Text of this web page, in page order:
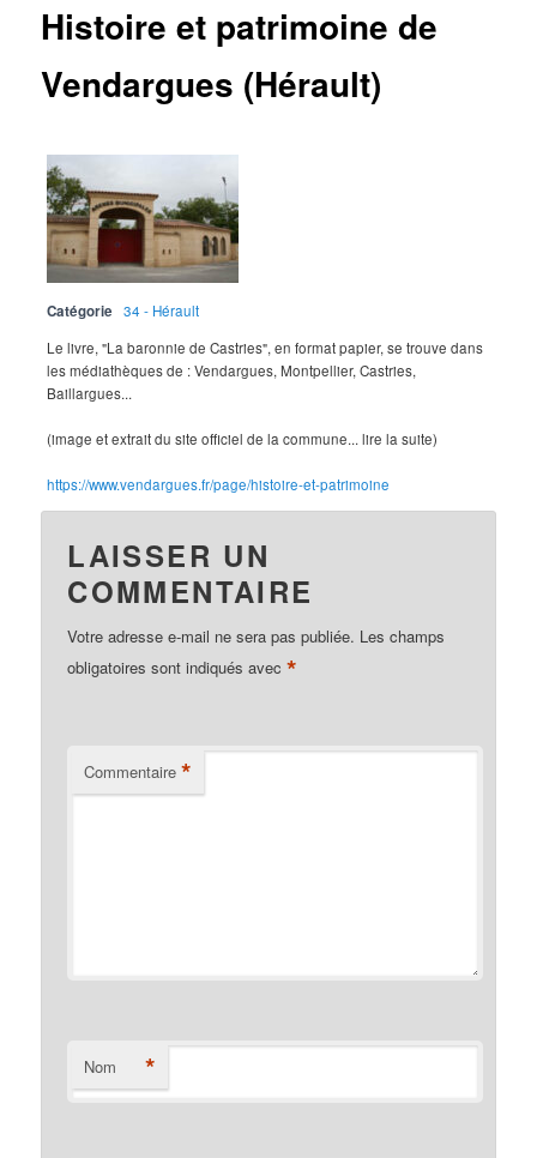
Histoire et patrimoine de
Vendargues (Hérault)
Catégorie
34 - Hérault
Le livre, "La baronnie de Castries", en format papier, se trouve dans
les médiathèques de : Vendargues, Montpellier, Castries,
Baillargues...
(image et extrait du site officiel de la commune... lire la suite)
https://www.vendargues.fr/page/histoire-et-patrimoine
LAISSER UN
COMMENTAIRE
Votre adresse e-mail ne sera pas publiée. Les champs
obligatoires sont indiqués avec*
Commentaire *
Nom *